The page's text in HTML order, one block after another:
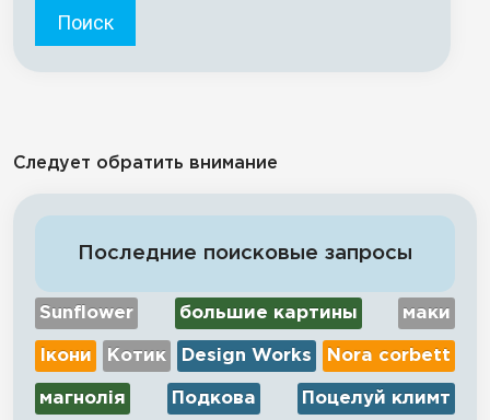
Поиск
Следует обратить внимание
Последние поисковые запросы
Sunflower большие картины маки
Ікони Котик Design Works Nora corbett
магнолія Подкова Поцелуй климт